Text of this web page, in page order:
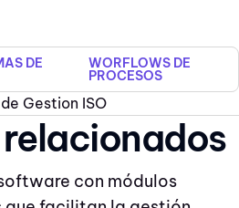
DE WORFLOWS DE
PROCESOS
Gestion ISO
con módulos